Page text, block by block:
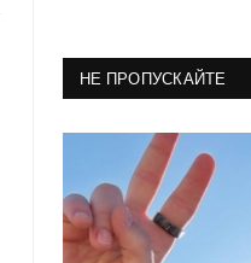
НЕ ПРОПУСКАЙТЕ